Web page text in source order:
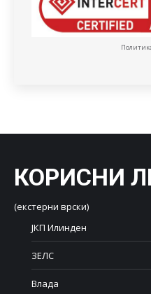
КОРИСНИ
(екстерни врски)
ЈКП Илинден
ЗЕЛС
Влада